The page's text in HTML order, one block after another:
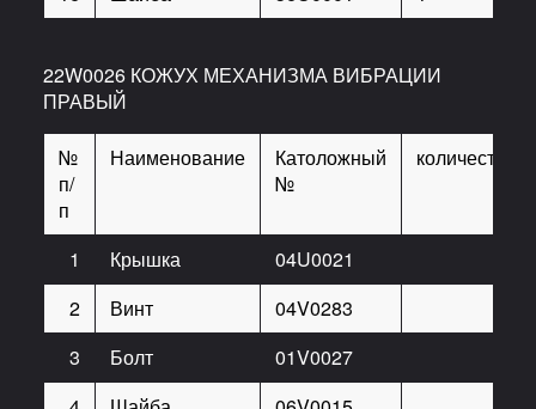
22W0026 КОЖУХ МЕХАНИЗМА ВИБРАЦИИ
ПРАВЫЙ
№
п/
п
Наименование
Католожный
№
количество
1 Крышка 04U0021
2
Винт 04V0283
3
Болт 01V0027